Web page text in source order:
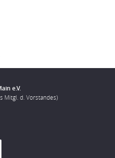
e.V.
Mitgl. d. Vorstandes)